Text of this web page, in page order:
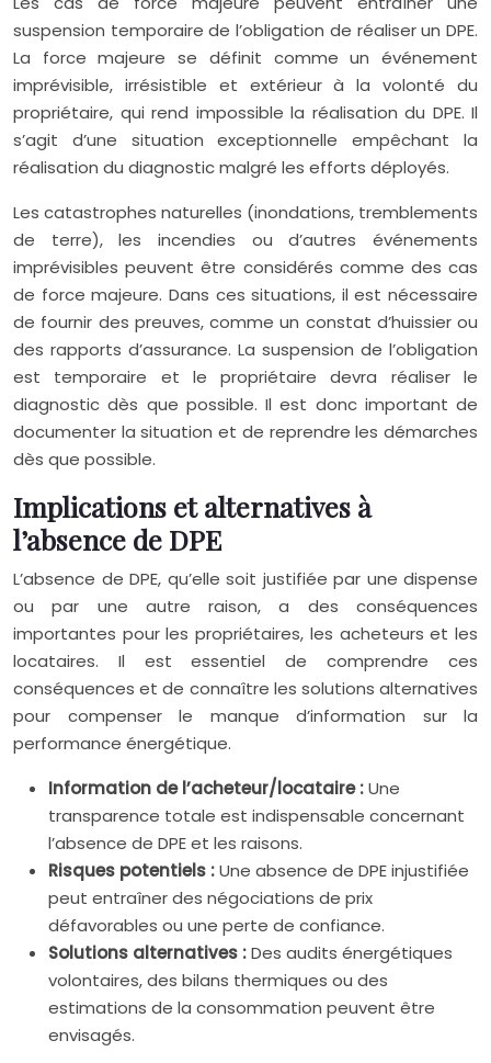
suspension temporaire de l’obligation de réaliser un DPE.
La force majeure se définit comme un événement
imprévisible, irrésistible et extérieur à la volonté du
propriétaire, qui rend impossible la réalisation du DPE. Il
s’agit d’une situation exceptionnelle empêchant la
réalisation du diagnostic malgré les efforts déployés.
Les catastrophes naturelles (inondations, tremblements
de terre), les incendies ou d’autres événements
imprévisibles peuvent être considérés comme des cas
de force majeure. Dans ces situations, il est nécessaire
de fournir des preuves, comme un constat d’huissier ou
des rapports d’assurance. La suspension de l’obligation
est temporaire et le propriétaire devra réaliser le
diagnostic dès que possible. Il est donc important de
documenter la situation et de reprendre les démarches
dès que possible.
Implications et alternatives à
l’absence de DPE
L’absence de DPE, qu’elle soit justifiée par une dispense
ou par une autre raison, a des conséquences
importantes pour les propriétaires, les acheteurs et les
locataires. Il est essentiel de comprendre ces
conséquences et de connaître les solutions alternatives
pour compenser le manque d’information sur la
performance énergétique.
Information de l’acheteur/locataire :Une
transparence totale est indispensable concernant
l’absence de DPE et les raisons.
Risques potentiels :Une absence de DPE injustifiée
peut entraîner des négociations de prix
défavorables ou une perte de confiance.
Solutions alternatives :Des audits énergétiques
volontaires, des bilans thermiques ou des
estimations de la consommation peuvent être
envisagés.